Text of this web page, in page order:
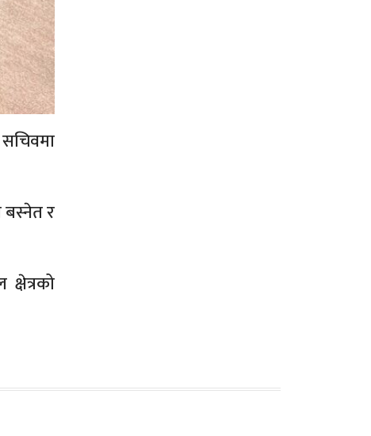
बस्नेत र